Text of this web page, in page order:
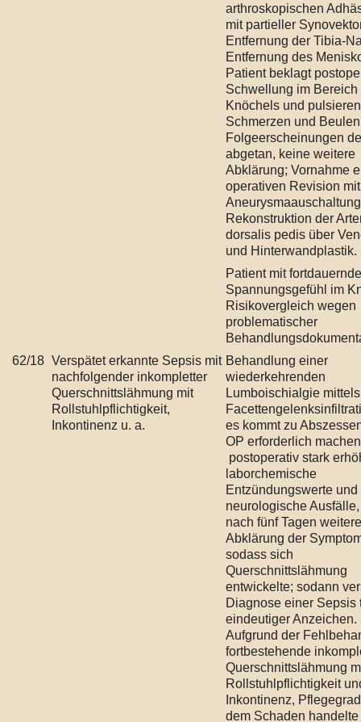
arthroskopischen
mit partieller
Entfernung der Tibia-
Entfernung des
Patient beklagt
Schwellung im Bereich
Knöchels und
Schmerzen und
Folgeerscheinungen
abgetan, keine weitere
Abklärung; Vornahme
operativen Revision mit
Rekonstruktion der
dorsalis pedis über
und Hinterwandplastik.
Patient mit
Spannungsgefühl im
Risikovergleich wegen
problematischer
62/18 Verspätet erkannte Sepsis mit
nachfolgender inkompletter
Querschnittslähmung mit
Rollstuhlpflichtigkeit,
Inkontinenz u. a.
Behandlung einer
wiederkehrenden
Lumboischialgie mittels
es kommt zu
OP erforderlich
postoperativ stark
laborchemische
Entzündungswerte und
neurologische
nach fünf Tagen weitere
Abklärung der
sodass sich
Querschnittslähmung
entwickelte; sodann
Diagnose einer Sepsis
eindeutiger Anzeichen.
Aufgrund der
fortbestehende
Querschnittslähmung
Rollstuhlpflichtigkeit
Inkontinenz,
dem Schaden